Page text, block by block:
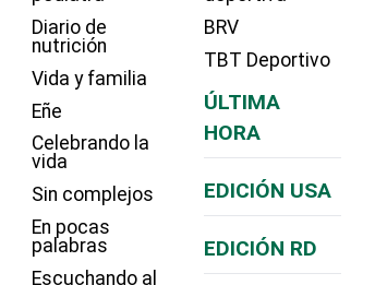
Diario de
nutrición
Vida y familia
Eñe
Celebrando la
vida
Sin complejos
En pocas
palabras
Escuchando al
BRV
TBT Deportivo
ÚLTIMA
HORA
EDICIÓN USA
EDICIÓN RD